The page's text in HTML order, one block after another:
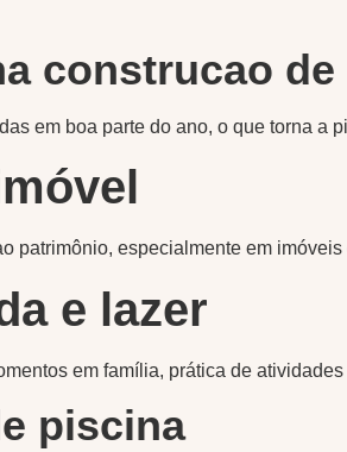
construcao
em boa parte do ano, o que torna a
patrimônio, especialmente em
e lazer
em família, prática de
piscina